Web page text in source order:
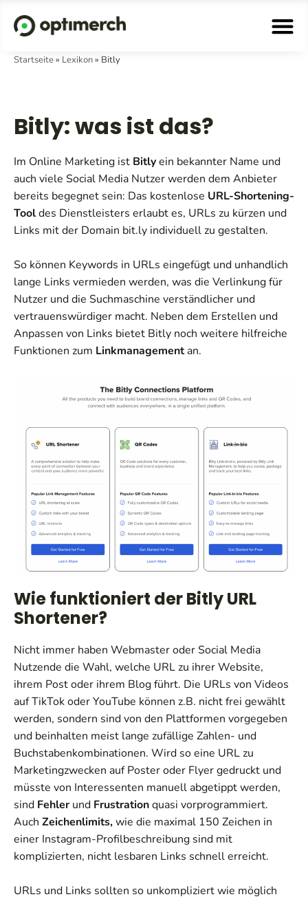
Startseite» Lexikon» Bitly
Bitly: was ist das?
Im Online Marketing ist Bitlyein bekannter Name und
auch viele Social Media Nutzer werden dem Anbieter
bereits begegnet sein: Das kostenlose URL-Shortening-
Tooldes Dienstleisters erlaubt es, URLs zu kürzen und
Links mit der Domain bit.ly individuell zu gestalten.
So können Keywords in URLs eingefügt und unhandlich
lange Links vermieden werden, was die Verlinkung für
Nutzer und die Suchmaschine verständlicher und
vertrauenswürdiger macht. Neben dem Erstellen und
Anpassen von Links bietet Bitly noch weitere hilfreiche
Funktionen zum Linkmanagementan.
Wie funktioniert der Bitly URL
Shortener?
Nicht immer haben Webmaster oder Social Media
Nutzende die Wahl, welche URL zu ihrer Website,
ihrem Post oder ihrem Blog führt. Die URLs von Videos
auf TikTok oder YouTube können z.B. nicht frei gewählt
werden, sondern sind von den Plattformen vorgegeben
und beinhalten meist lange zufällige Zahlen- und
Buchstabenkombinationen. Wird so eine URL zu
Marketingzwecken auf Poster oder Flyer gedruckt und
müsste von Interessenten manuell abgetippt werden,
sind Fehler und Frustrationquasi vorprogrammiert.
Auch Zeichenlimits,wie die maximal 150 Zeichen in
einer Instagram-Profilbeschreibung sind mit
komplizierten, nicht lesbaren Links schnell erreicht.
URLs und Links sollten so unkompliziert wie möglich